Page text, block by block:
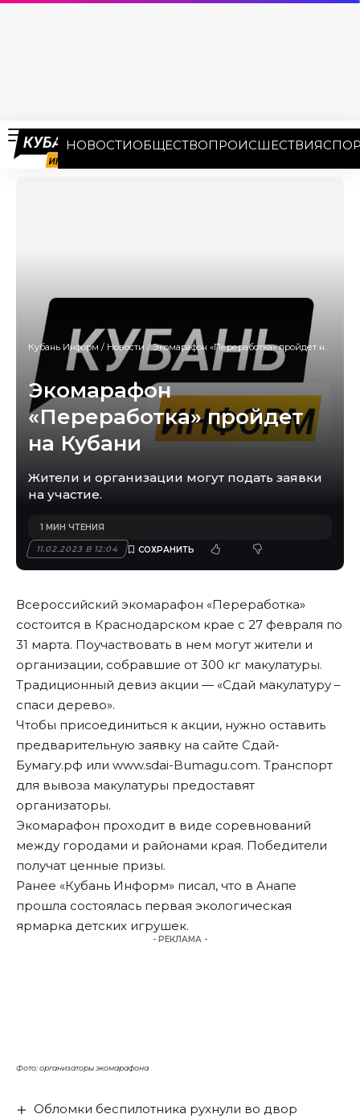
НОВОСТИОБЩЕСТВОПРОИСШЕСТВИЯ
Кубань Информ / Новости /Экомарафон «Переработка» пройдет на Кубани
Экомарафон
«Переработка» пройдет
на Кубани
Жители и организации могут подать заявки
на участие.
11.02.2023 В 12:04
1 МИН ЧТЕНИЯ
Всероссийский экомарафон «Переработка»
состоится в Краснодарском крае с 27 февраля по
31 марта. Поучаствовать в нем могут жители и
организации, собравшие от 300 кг макулатуры.
Традиционный девиз акции — «Сдай макулатуру –
спаси дерево».
Чтобы присоединиться к акции, нужно оставить
предварительную заявку на сайте Сдай-
Бумагу.рф или www.sdai-Bumagu.com. Транспорт
для вывоза макулатуры предоставят
организаторы.
Экомарафон проходит в виде соревнований
между городами и районами края. Победители
получат ценные призы.
Ранее «Кубань Информ» писал, что в Анапе
прошла состоялась первая экологическая
ярмарка детских игрушек.
- РЕКЛАМА -
Фото: организаторы экомарафона
Обломки беспилотника рухнули во двор